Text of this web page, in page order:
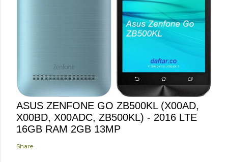
ASUS ZENFONE GO ZB500KL (X00AD,
X00BD, X00ADC, ZB500KL) - 2016 LTE
16GB RAM 2GB 13MP
Share